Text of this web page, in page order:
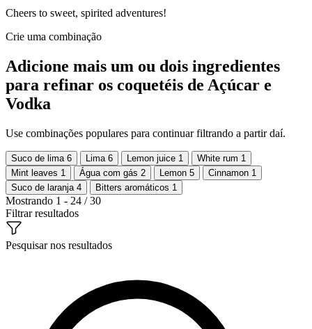
Cheers to sweet, spirited adventures!
Crie uma combinação
Adicione mais um ou dois ingredientes
para refinar os coquetéis de Açúcar e
Vodka
Use combinações populares para continuar filtrando a partir daí.
Suco de lima 6 Lima 6 Lemon juice 1 White rum 1
Mint leaves 1 Água com gás 2 Lemon 5 Cinnamon 1
Suco de laranja 4 Bitters aromáticos 1
Mostrando 1 - 24 / 30
Filtrar resultados
Pesquisar nos resultados